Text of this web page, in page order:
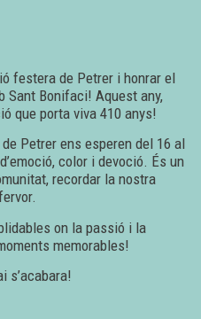
festera de Petrer i honrar el
Sant Bonifaci! Aquest any,
que porta viva 410 anys!
Petrer ens esperen del 16 al
color i devoció. És un
recordar la nostra
on la passió i la
memorables!
s’acabara!